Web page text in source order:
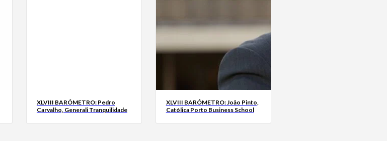
XLVIII BARÓMETRO: Pedro
Carvalho, Generali Tranquilidade
XLVIII BARÓMETRO: João Pinto,
Católica Porto Business School